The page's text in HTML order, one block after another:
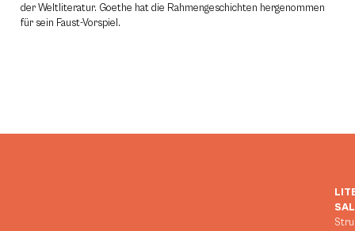
der Weltliteratur. Goethe hat die Rahmengeschichten hergenommen
für sein Faust-Vorspiel.